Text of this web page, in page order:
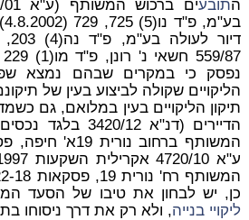
התובע
נפסק כי במקרים שבהם נמצא
הליקויים שקולה לביצוע בעין של
תיקון הליקויים בעין במלואם, גם
הדיירים (דנ"א
כן, יש לבחון את טיבו של הסעד
ליקויי בנייה, ולא רק את דרך ניסוחו